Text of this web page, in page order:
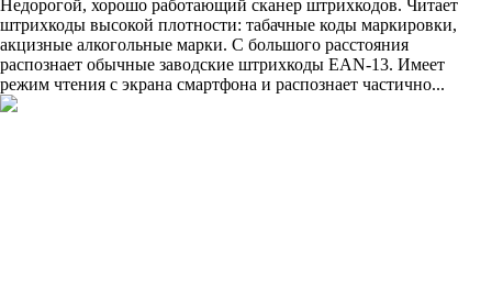
Недорогой, хорошо работающий сканер штрихкодов. Читает
штрихкоды высокой плотности: табачные коды маркировки,
акцизные алкогольные марки. С большого расстояния
распознает обычные заводские штрихкоды EAN-13. Имеет
режим чтения с экрана смартфона и распознает частично...